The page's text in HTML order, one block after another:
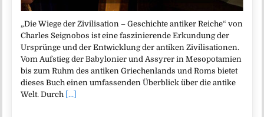
„Die Wiege der Zivilisation – Geschichte antiker Reiche“ von
Charles Seignobos ist eine faszinierende Erkundung der
Ursprünge und der Entwicklung der antiken Zivilisationen.
Vom Aufstieg der Babylonier und Assyrer in Mesopotamien
bis zum Ruhm des antiken Griechenlands und Roms bietet
dieses Buch einen umfassenden Überblick über die antike
Welt. Durch [...]